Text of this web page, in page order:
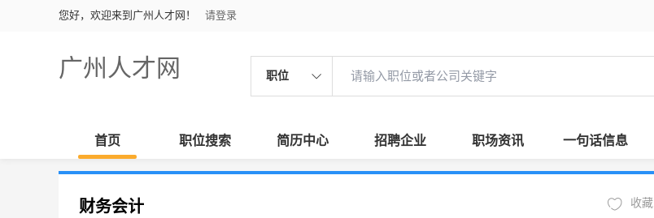
您好，欢迎来到广州人才网！ 请登录
广州人才网 职位
首页 职位搜索 简历中心 招聘企业 职场资讯 一句话信息
财务会计
收藏